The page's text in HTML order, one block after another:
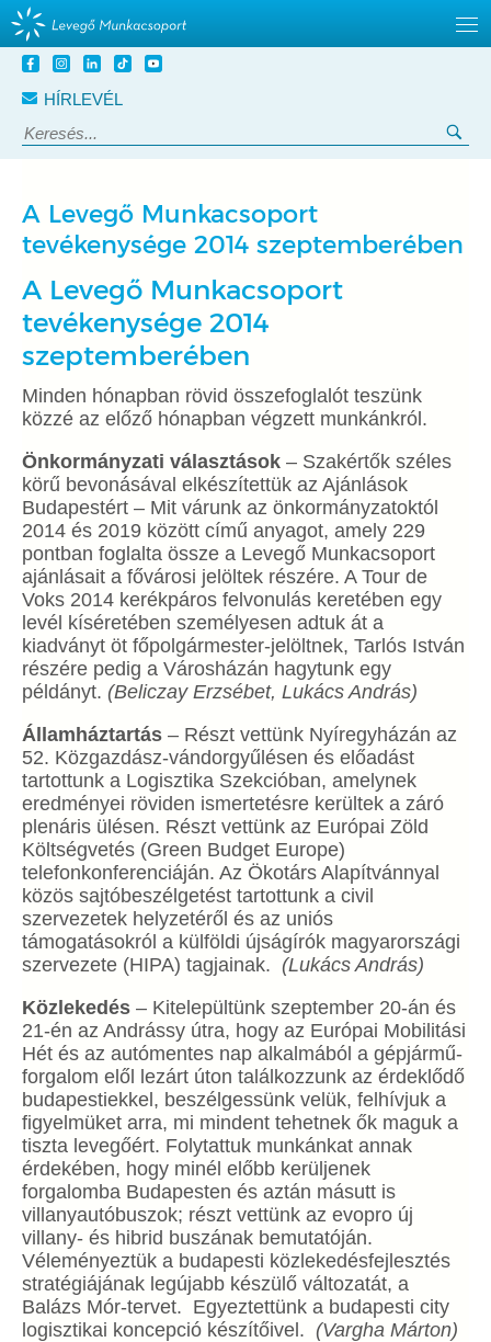
Tovább
tartalomra
HÍRLEVÉL
Keresés:
A Levegő Munkacsoport
tevékenysége 2014 szeptemberében
A Levegő Munkacsoport
tevékenysége 2014
szeptemberében
Minden hónapban rövid összefoglalót teszünk
közzé az előző hónapban végzett munkánkról.
Önkormányzati választások – Szakértők széles
körű bevonásával elkészítettük az Ajánlások
Budapestért – Mit várunk az önkormányzatoktól
2014 és 2019 között című anyagot, amely 229
pontban foglalta össze a Levegő Munkacsoport
ajánlásait a fővárosi jelöltek részére. A Tour de
Voks 2014 kerékpáros felvonulás keretében egy
levél kíséretében személyesen adtuk át a
kiadványt öt főpolgármester-jelöltnek, Tarlós István
részére pedig a Városházán hagytunk egy
példányt. (Beliczay Erzsébet, Lukács András)
Államháztartás – Részt vettünk Nyíregyházán az
52. Közgazdász-vándorgyűlésen és előadást
tartottunk a Logisztika Szekcióban, amelynek
eredményei röviden ismertetésre kerültek a záró
plenáris ülésen. Részt vettünk az Európai Zöld
Költségvetés (Green Budget Europe)
telefonkonferenciáján. Az Ökotárs Alapítvánnyal
közös sajtóbeszélgetést tartottunk a civil
szervezetek helyzetéről és az uniós
támogatásokról a külföldi újságírók magyarországi
szervezete (HIPA) tagjainak. (Lukács András)
Közlekedés – Kitelepültünk szeptember 20-án és
21-én az Andrássy útra, hogy az Európai Mobilitási
Hét és az autómentes nap alkalmából a gépjármű-
forgalom elől lezárt úton találkozzunk az érdeklődő
budapestiekkel, beszélgessünk velük, felhívjuk a
figyelmüket arra, mi mindent tehetnek ők maguk a
tiszta levegőért. Folytattuk munkánkat annak
érdekében, hogy minél előbb kerüljenek
forgalomba Budapesten és aztán másutt is
villanyautóbuszok; részt vettünk az evopro új
villany- és hibrid buszának bemutatóján.
Véleményeztük a budapesti közlekedésfejlesztés
stratégiájának legújabb készülő változatát, a
Balázs Mór-tervet. Egyeztettünk a budapesti city
logisztikai koncepció készítőivel. (Vargha Márton)